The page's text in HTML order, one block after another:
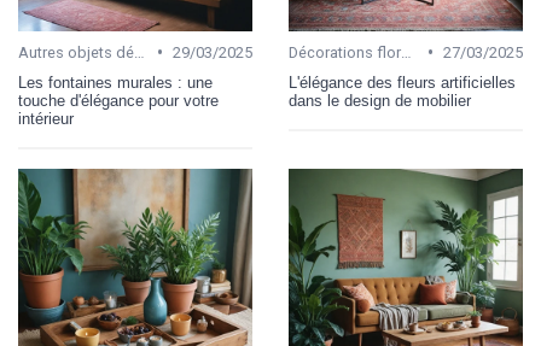
Autres objets décoratifs • 29/03/2025
Les fontaines murales : une
touche d'élégance pour votre
intérieur
Décorations florales et végétales • 27/03/2025
L'élégance des fleurs artificielles
dans le design de mobilier